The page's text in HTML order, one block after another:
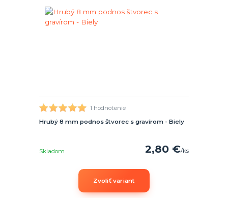
1 hodnotenie
Hrubý 8 mm podnos štvorec s gravírom - Biely
2,80 €/ks
Skladom
Zvoliť variant